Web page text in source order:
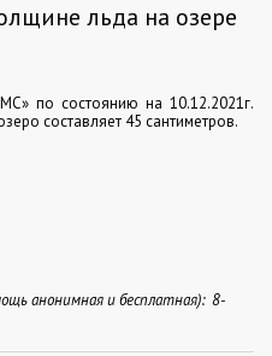
льда на озере
по состоянию на 10.12.2021г.
составляет 45 сантиметров.
анонимная и бесплатная): 8-